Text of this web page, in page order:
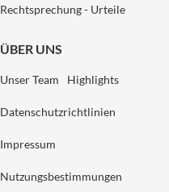
Rechtsprechung - Urteile
ÜBER UNS
Unser Team Highlights
Datenschutzrichtlinien
Impressum
Nutzungsbestimmungen